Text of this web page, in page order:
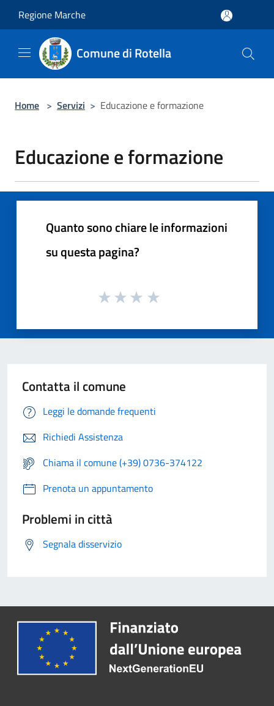
Regione Marche
Comune di Rotella
Home > Servizi > Educazione e formazione
Educazione e formazione
Quanto sono chiare le informazioni
su questa pagina?
Contatta il comune
Leggi le domande frequenti
Richiedi Assistenza
Chiama il comune (+39) 0736-374122
Prenota un appuntamento
Problemi in città
Segnala disservizio